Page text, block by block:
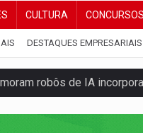
CULTURA CONCURSOS
DESTAQUES EMPRESARIAIS
robôs de IA
explodir asteroide com